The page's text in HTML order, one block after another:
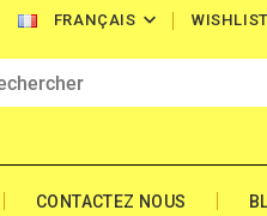
FRANÇAIS  WISHLIST
CONTACTEZ NOUS